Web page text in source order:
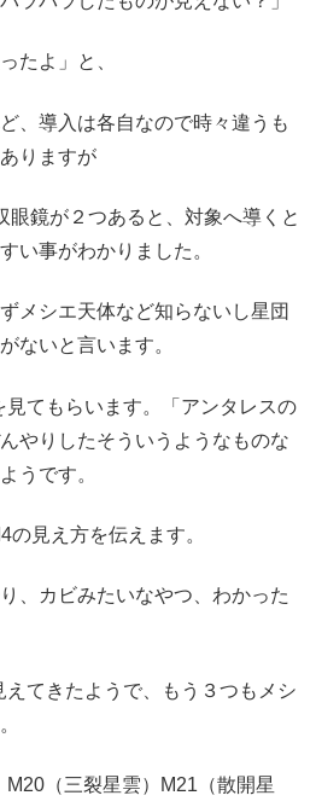
たよ」と、
、導入は各自なので時々違うも
りますが
眼鏡が２つあると、対象へ導くと
い事がわかりました。
メシエ天体など知らないし星団
ないと言います。
見てもらいます。「アンタレスの
やりしたそういうようなものな
うです。
の見え方を伝えます。
、カビみたいなやつ、わかった
てきたようで、もう３つもメシ
（三裂星雲）M21（散開星